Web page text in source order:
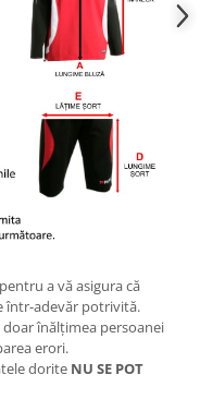
a vă asigura că
într-adevăr potrivită.
înălțimea persoanei
erori.
dorite NU SE POT